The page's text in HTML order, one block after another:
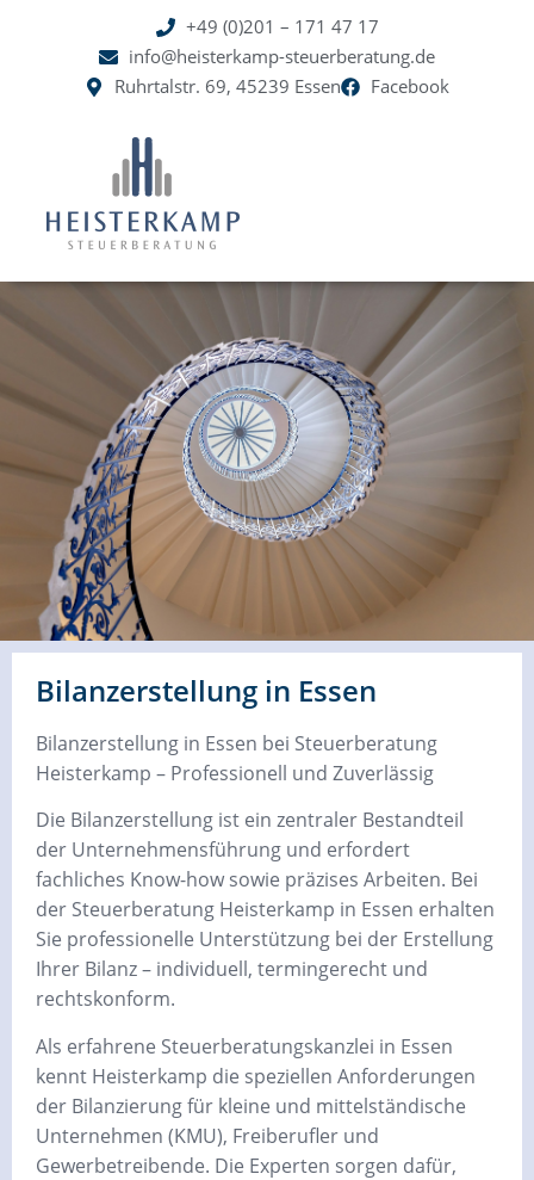
+49 (0)201 – 171 47 17
info@heisterkamp-steuerberatung.de
Ruhrtalstr. 69, 45239 Essen
Facebook
Bilanzerstellung in Essen
Bilanzerstellung in Essen bei Steuerberatung
Heisterkamp – Professionell und Zuverlässig
Die Bilanzerstellung ist ein zentraler Bestandteil
der Unternehmensführung und erfordert
fachliches Know-how sowie präzises Arbeiten. Bei
der Steuerberatung Heisterkamp in Essen erhalten
Sie professionelle Unterstützung bei der Erstellung
Ihrer Bilanz – individuell, termingerecht und
rechtskonform.
Als erfahrene Steuerberatungskanzlei in Essen
kennt Heisterkamp die speziellen Anforderungen
der Bilanzierung für kleine und mittelständische
Unternehmen (KMU), Freiberufler und
Gewerbetreibende. Die Experten sorgen dafür,